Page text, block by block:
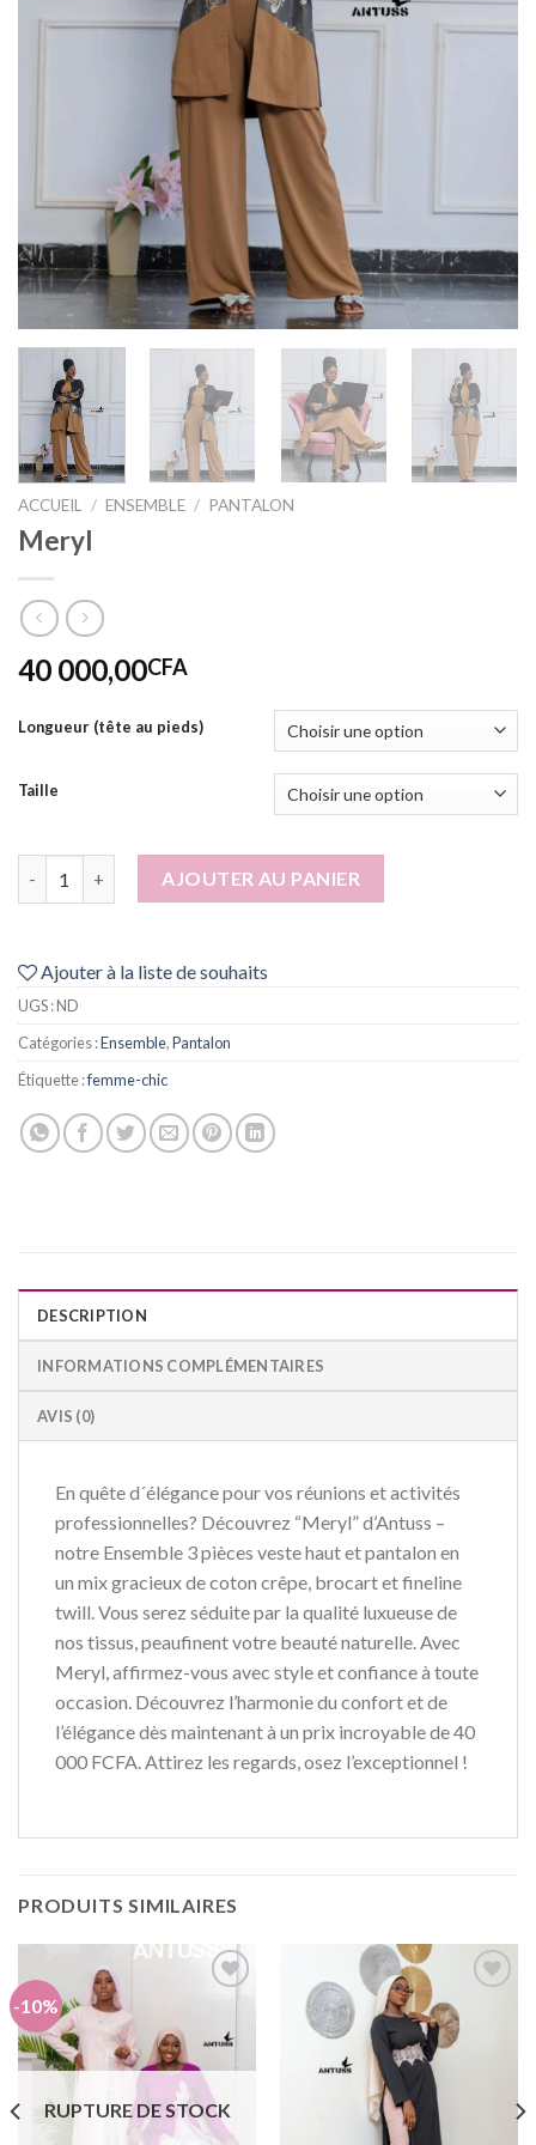
ACCUEIL / ENSEMBLE / PANTALON
Meryl
40 000,00CFA
Longueur (tête au pieds)
Taille
AJOUTER AU PANIER
Ajouter à la liste de souhaits
UGS :ND
Catégories :Ensemble,Pantalon
Étiquette :femme-chic
DESCRIPTION
INFORMATIONS COMPLÉMENTAIRES
AVIS (0)
En quête d´élégance pour vos réunions et activités
professionnelles? Découvrez “Meryl” d’Antuss –
notre Ensemble 3 pièces veste haut et pantalon en
un mix gracieux de coton crêpe, brocart et fineline
twill. Vous serez séduite par la qualité luxueuse de
nos tissus, peaufinent votre beauté naturelle. Avec
Meryl, affirmez-vous avec style et confiance à toute
occasion. Découvrez l’harmonie du confort et de
l’élégance dès maintenant à un prix incroyable de 40
000 FCFA. Attirez les regards, osez l’exceptionnel !
PRODUITS SIMILAIRES
-10%
à la liste
souhaits
RUPTURE DE STOCK
Ajouter
à la liste